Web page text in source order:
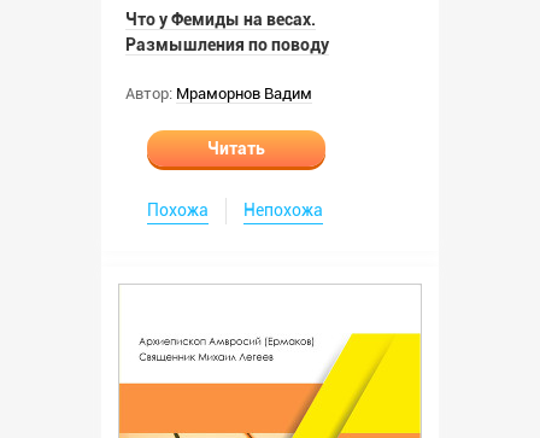
Что у Фемиды на весах.
Размышления по поводу
Автор: Мраморнов Вадим
Читать
Похожа Непохожа